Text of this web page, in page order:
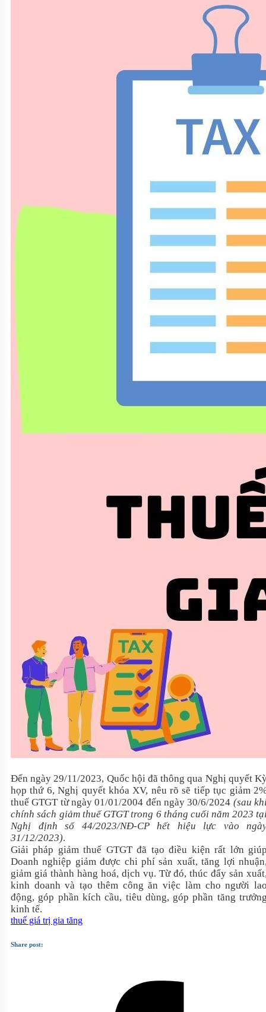
Đến ngày 29/11/2023, Quốc hội đã thông qua Nghị quyết
họp thứ 6, Nghị quyết khóa XV, nêu rõ sẽ tiếp tục giảm
thuế GTGT từ ngày 01/01/2004 đến ngày 30/6/2024 (sau
chính sách giảm thuế GTGT trong 6 tháng cuối năm 2023
Nghị định số 44/2023/NĐ-CP hết hiệu lực vào
31/12/2023).
Giải pháp giảm thuế GTGT đã tạo điều kiện rất lớn
Doanh nghiệp giảm được chi phí sản xuất, tăng lợi
giảm giá thành hàng hoá, dịch vụ. Từ đó, thúc đẩy sản
kinh doanh và tạo thêm công ăn việc làm cho người
động, góp phần kích cầu, tiêu dùng, góp phần tăng
kinh tế.
thuế giá trị gia tăng
Share post: